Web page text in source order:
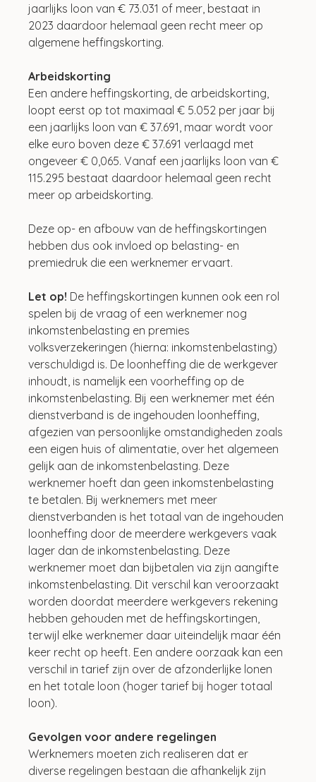
jaarlijks loon van € 73.031 of meer, bestaat in
2023 daardoor helemaal geen recht meer op
algemene heffingskorting.
Arbeidskorting
Een andere heffingskorting, de arbeidskorting,
loopt eerst op tot maximaal € 5.052 per jaar bij
een jaarlijks loon van € 37.691, maar wordt voor
elke euro boven deze € 37.691 verlaagd met
ongeveer € 0,065. Vanaf een jaarlijks loon van €
115.295 bestaat daardoor helemaal geen recht
meer op arbeidskorting.
Deze op- en afbouw van de heffingskortingen
hebben dus ook invloed op belasting- en
premiedruk die een werknemer ervaart.
Let op! De heffingskortingen kunnen ook een rol
spelen bij de vraag of een werknemer nog
inkomstenbelasting en premies
volksverzekeringen (hierna: inkomstenbelasting)
verschuldigd is. De loonheffing die de werkgever
inhoudt, is namelijk een voorheffing op de
inkomstenbelasting. Bij een werknemer met één
dienstverband is de ingehouden loonheffing,
afgezien van persoonlijke omstandigheden zoals
een eigen huis of alimentatie, over het algemeen
gelijk aan de inkomstenbelasting. Deze
werknemer hoeft dan geen inkomstenbelasting
te betalen. Bij werknemers met meer
dienstverbanden is het totaal van de ingehouden
loonheffing door de meerdere werkgevers vaak
lager dan de inkomstenbelasting. Deze
werknemer moet dan bijbetalen via zijn aangifte
inkomstenbelasting. Dit verschil kan veroorzaakt
worden doordat meerdere werkgevers rekening
hebben gehouden met de heffingskortingen,
terwijl elke werknemer daar uiteindelijk maar één
keer recht op heeft. Een andere oorzaak kan een
verschil in tarief zijn over de afzonderlijke lonen
en het totale loon (hoger tarief bij hoger totaal
loon).
Gevolgen voor andere regelingen
Werknemers moeten zich realiseren dat er
diverse regelingen bestaan die afhankelijk zijn